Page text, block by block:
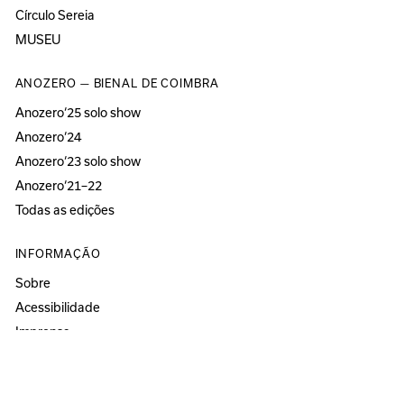
Círculo Sereia
MUSEU
ANOZERO — BIENAL DE COIMBRA
Anozero‘25 solo show
Anozero‘24
Anozero‘23 solo show
Anozero‘21–22
Todas as edições
INFORMAÇÃO
Sobre
Acessibilidade
Imprensa